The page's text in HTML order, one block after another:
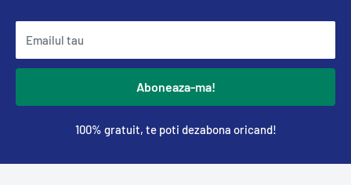
Emailul tau
Aboneaza-ma!
100% gratuit, te poti dezabona oricand!